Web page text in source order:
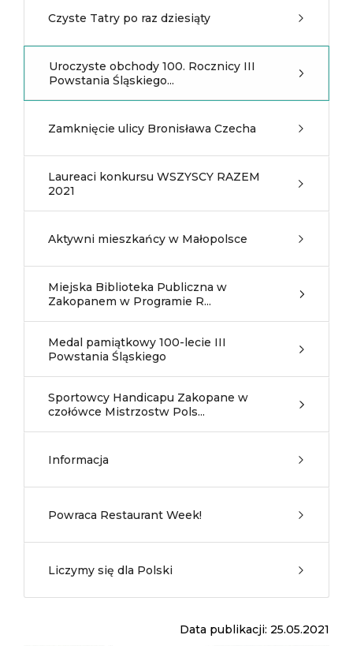
Czyste Tatry po raz dziesiąty
Uroczyste obchody 100. Rocznicy III
Powstania Śląskiego...
Zamknięcie ulicy Bronisława Czecha
Laureaci konkursu WSZYSCY RAZEM
2021
Aktywni mieszkańcy w Małopolsce
Miejska Biblioteka Publiczna w
Zakopanem w Programie R...
Medal pamiątkowy 100-lecie III
Powstania Śląskiego
Sportowcy Handicapu Zakopane w
czołówce Mistrzostw Pols...
Informacja
Powraca Restaurant Week!
Liczymy się dla Polski
Data publikacji: 25.05.2021